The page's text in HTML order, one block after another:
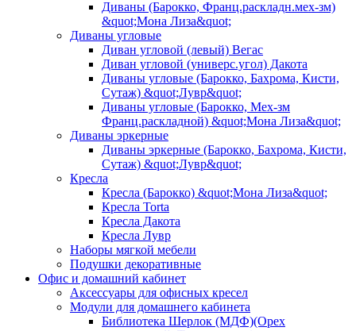
Диваны (Барокко, Франц.раскладн.мех-зм)
&quot;Мона Лиза&quot;
Диваны угловые
Диван угловой (левый) Вегас
Диван угловой (универс.угол) Дакота
Диваны угловые (Барокко, Бахрома, Кисти,
Сутаж) &quot;Лувр&quot;
Диваны угловые (Барокко, Мех-зм
Франц.раскладной) &quot;Мона Лиза&quot;
Диваны эркерные
Диваны эркерные (Барокко, Бахрома, Кисти,
Сутаж) &quot;Лувр&quot;
Кресла
Кресла (Барокко) &quot;Мона Лиза&quot;
Кресла Torta
Кресла Дакота
Кресла Лувр
Наборы мягкой мебели
Подушки декоративные
Офис и домашний кабинет
Аксессуары для офисных кресел
Модули для домашнего кабинета
Библиотека Шерлок (МДФ)(Орех